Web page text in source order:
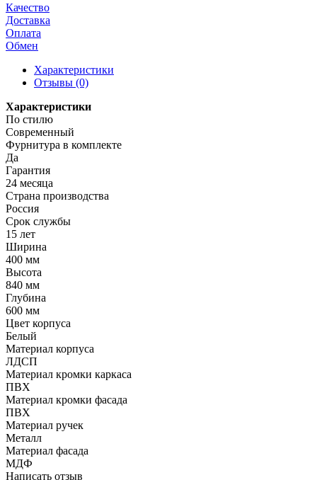
Качество
Доставка
Оплата
Обмен
Характеристики
Отзывы (0)
Характеристики
По стилю
Современный
Фурнитура в комплекте
Да
Гарантия
24 месяца
Страна производства
Россия
Срок службы
15 лет
Ширина
400 мм
Высота
840 мм
Глубина
600 мм
Цвет корпуса
Белый
Материал корпуса
ЛДСП
Материал кромки каркаса
ПВХ
Материал кромки фасада
ПВХ
Материал ручек
Металл
Материал фасада
МДФ
Написать отзыв